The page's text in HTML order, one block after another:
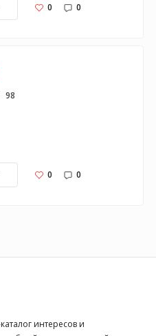
0 0
98
0 0
интересов и